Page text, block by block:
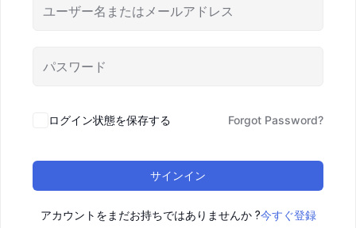
ログイン状態を保存する Forgot Password?
サインイン
アカウントをまだお持ちではありませんか ?今すぐ登録